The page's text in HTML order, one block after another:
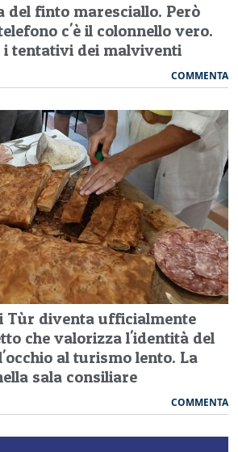
finto maresciallo. Però
c'è il colonnello vero.
i tentativi dei malviventi
COMMENTA
Tùr diventa ufficialmente
che valorizza l'identità del
al turismo lento. La
sala consiliare
COMMENTA